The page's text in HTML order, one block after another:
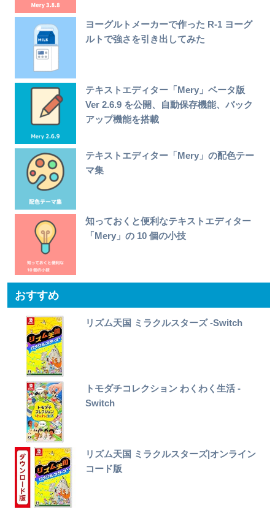
ヨーグルトメーカーで作った R-1 ヨーグ
ルトで強さを引き出してみた
テキストエディター「Mery」ベータ版
Ver 2.6.9 を公開、自動保存機能、バック
アップ機能を搭載
テキストエディター「Mery」の配色テー
マ集
知っておくと便利なテキストエディター
「Mery」の 10 個の小技
おすすめ
リズム天国 ミラクルスターズ -Switch
トモダチコレクション わくわく生活 -
Switch
リズム天国 ミラクルスターズ|オンライン
コード版